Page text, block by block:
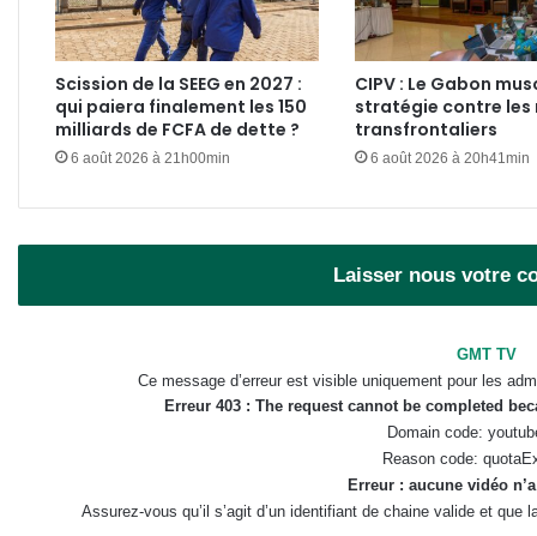
Scission de la SEEG en 2027 :
qui paiera finalement les 150
milliards de FCFA de dette ?
6 août 2026 à 21h00min
CIPV : Le Gabon
stratégie contre les
transfrontaliers
6 août 2026 à 20h41min
Laisser nous votre
GMT TV
Ce message d’erreur est visible uniquement pour les
Erreur 403 : The request cannot be completed
Domain code:
Reason code:
Erreur : aucune vidéo
Assurez-vous qu’il s’agit d’un identifiant de chaine valide et